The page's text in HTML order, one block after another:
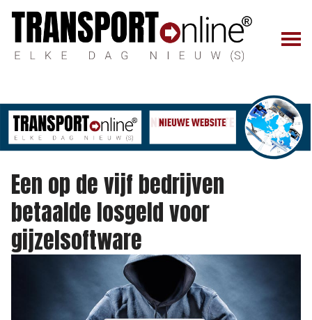
Een op de vijf bedrijven
betaalde losgeld voor
gijzelsoftware